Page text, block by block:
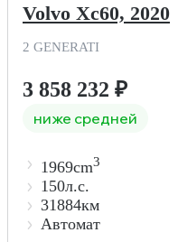
Volvo Xc60, 2020
2 GENERATI
3 858 232 ₽
ниже средней
1969cm3
150л.с.
31884км
Автомат